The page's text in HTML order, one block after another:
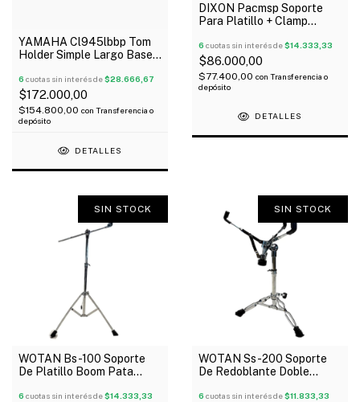
YAMAHA Cl945lbbp Tom
Holder Simple Largo Base
6 cuotas sin interés de$28.666,67
$172.000,00
$154.800,00 con Transferencia o
depósito
DETALLES
DIXON Pacmsp Soporte
Para Platillo + Clamp
6 cuotas sin interés de$14.333,33
$86.000,00
$77.400,00 con Transferencia o
depósito
DETALLES
SIN STOCK
WOTAN Bs-100 Soporte
De Platillo Boom Pata
6 cuotas sin interés de$14.333,33
SIN STOCK
WOTAN Ss-200 Soporte
De Redoblante Doble
6 cuotas sin interés de$11.833,33